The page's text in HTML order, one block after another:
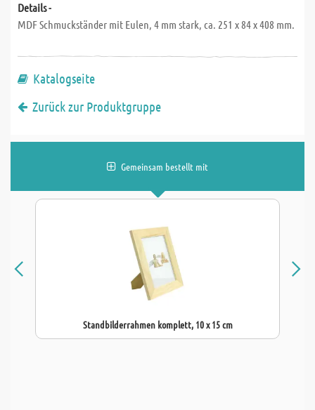
Details -
MDF Schmuckständer mit Eulen, 4 mm stark, ca. 251 x 84 x 408 mm.
Katalogseite
Zurück zur Produktgruppe
Gemeinsam bestellt mit
Standbilderrahmen komplett, 10 x 15 cm